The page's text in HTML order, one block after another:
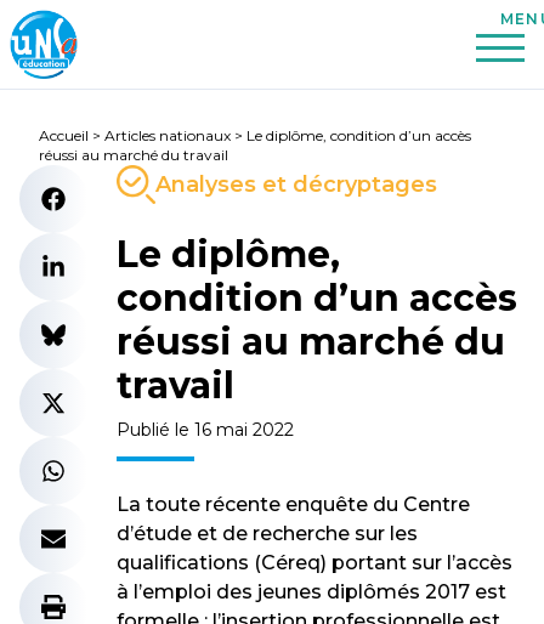
Accueil > Articles nationaux > Le diplôme, condition d’un accès
réussi au marché du travail
Analyses et décryptages
Le diplôme,
condition d’un accès
réussi au marché du
travail
Publié le 16 mai 2022
La toute récente enquête du Centre
d’étude et de recherche sur les
qualifications (Céreq) portant sur l’accès
à l’emploi des jeunes diplômés 2017 est